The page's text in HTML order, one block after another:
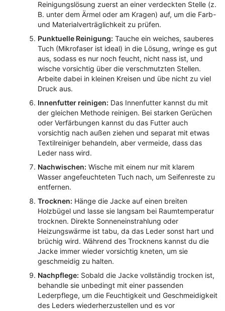
Reinigungslösung zuerst an einer verdeckten Stelle (z.
B. unter dem Ärmel oder am Kragen) auf, um die Farb-
und Materialverträglichkeit zu prüfen.
Punktuelle Reinigung: Tauche ein weiches, sauberes
Tuch (Mikrofaser ist ideal) in die Lösung, wringe es gut
aus, sodass es nur noch feucht, nicht nass ist, und
wische vorsichtig über die verschmutzten Stellen.
Arbeite dabei in kleinen Kreisen und übe nicht zu viel
Druck aus.
Innenfutter reinigen: Das Innenfutter kannst du mit
der gleichen Methode reinigen. Bei starken Gerüchen
oder Verfärbungen kannst du das Futter auch
vorsichtig nach außen ziehen und separat mit etwas
Textilreiniger behandeln, aber vermeide, dass das
Leder nass wird.
Nachwischen: Wische mit einem nur mit klarem
Wasser angefeuchteten Tuch nach, um Seifenreste zu
entfernen.
Trocknen: Hänge die Jacke auf einen breiten
Holzbügel und lasse sie langsam bei Raumtemperatur
trocknen. Direkte Sonneneinstrahlung oder
Heizungswärme ist tabu, da das Leder sonst hart und
brüchig wird. Während des Trocknens kannst du die
Jacke immer wieder vorsichtig kneten, um sie
geschmeidig zu halten.
Nachpflege: Sobald die Jacke vollständig trocken ist,
behandle sie unbedingt mit einer passenden
Lederpflege, um die Feuchtigkeit und Geschmeidigkeit
des Leders wiederherzustellen und es vor